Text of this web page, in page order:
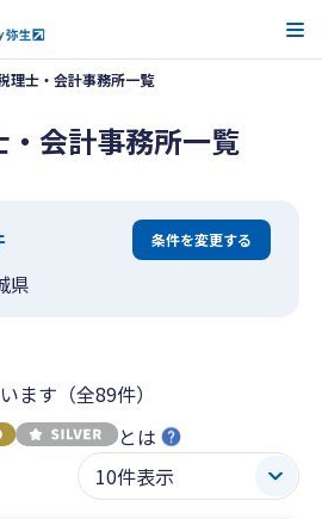
理士・会計事務所一覧
会計事務所一覧
条件を変更する
県
ます（全89件）
とは